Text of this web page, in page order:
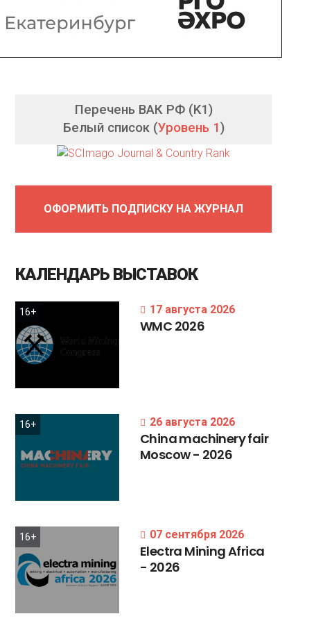
Перечень ВАК РФ (K1)
Белый список (Уровень 1)
ОФОРМИТЬ ПОДПИСКУ НА ЖУРНАЛ
КАЛЕНДАРЬ ВЫСТАВОК
16+ 17 августа 2026
WMC 2026
16+ 26 августа 2026
Chinamachineryfair
Moscow- 2026
16+ 07 сентября 2026
Electra MiningAfrica
- 2026